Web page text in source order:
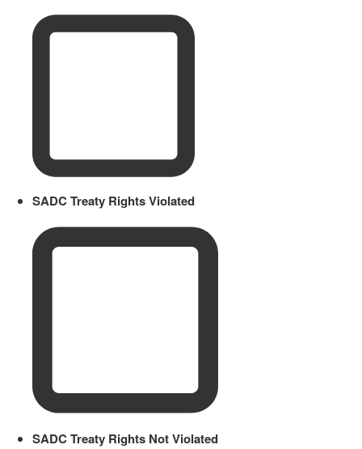
SADC Treaty Rights Violated
SADC Treaty Rights Not Violated